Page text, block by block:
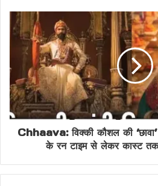
Chhaava: विक्की कौशल की
के रन टाइम से लेकर कास्ट